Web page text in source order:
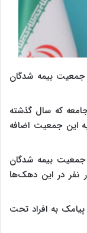
۲ دهک دیگر به جمعیت بیمه شدگان
که سال گذشته
این جمعیت اضافه
با اضافه شدن دو دهک ۴ و ۵ به جمعیت بیمه شدگان
از این پس ۱۲ میلیون و ۵۰۰ هزار نفر در این دهک‌ها
به افراد تحت